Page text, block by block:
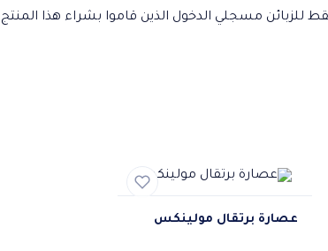
للزبائن مسجلي الدخول الذين قاموا بشراء هذا
عصارة برتقال مولينكس